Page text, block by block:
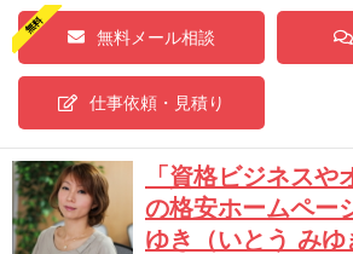
無料メール相談
仕事依頼・見積り
「資格ビジネスや
の格安ホームペー
ゆき（いとう み